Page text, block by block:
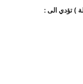
) تؤدي الى :